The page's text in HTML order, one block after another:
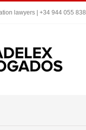
lawyers | +34 944 055 838